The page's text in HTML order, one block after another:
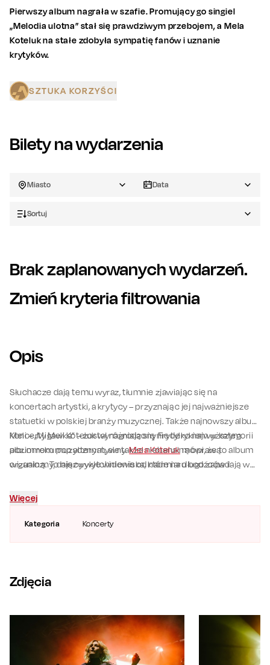
Pierwszy album nagrała w szafie. Promujący go singiel
„Melodia ulotna” stał się prawdziwym przebojem, a Mela
Koteluk na stałe zdobyła sympatię fanów i uznanie
krytyków.
SZTUKA KORZYŚCI
Bilety na wydarzenia
Miasto Data
Sortuj
Brak zaplanowanych wydarzeń.
Zmień kryteria filtrowania
Opis
Kategoria Koncerty
Słuchacze dają temu wyraz, tłumnie zjawiając się na
koncertach artystki, a krytycy – przyznając jej najważniejsze
statuetki w polskiej branży muzycznej. Także najnowszy album
Meli – „Migawka” – został nagrodzony Fryderykiem w kategorii
album roku pop alternatywny.Mela Kotelukmówi, że to album
organiczny, dający wytchnienie od nadmiaru bodźców i
Koncerty Meli Koteluk wyróżniają się nie tylko najwyższym
poziomem muzycznym, ale także niebanalną oprawą
wizualną. To niezwykłe widowiska, które na długo zapadają w
Więcej
Zdjęcia